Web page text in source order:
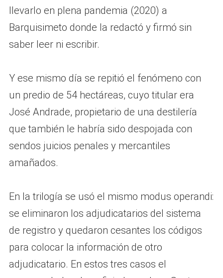
llevarlo en plena pandemia (2020) a
Barquisimeto donde la redactó y firmó sin
saber leer ni escribir.
Y ese mismo día se repitió el fenómeno con
un predio de 54 hectáreas, cuyo titular era
José Andrade, propietario de una destilería
que también le habría sido despojada con
sendos juicios penales y mercantiles
amañados.
En la trilogía se usó el mismo modus operandi:
se eliminaron los adjudicatarios del sistema
de registro y quedaron cesantes los códigos
para colocar la información de otro
adjudicatario. En estos tres casos el